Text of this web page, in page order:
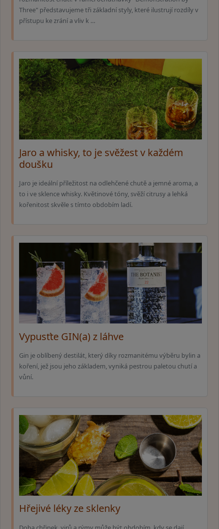
Three" představujeme tři základní styly, které ilustrují rozdíly v
přístupu ke zrání a vliv k …
Jaro a whisky, to je svěžest v každém
doušku
Jaro je ideální příležitost na odlehčené chutě a jemné aroma, a
to i ve sklence whisky. Květinové tóny, svěží citrusy a lehká
kořenitost skvěle s tímto obdobím ladí.
Vypusťte GIN(a) z láhve
Gin je oblíbený destilát, který díky rozmanitému výběru bylin a
koření, jež jsou jeho základem, vyniká pestrou paletou chutí a
vůní.
Hřejivé léky ze sklenky